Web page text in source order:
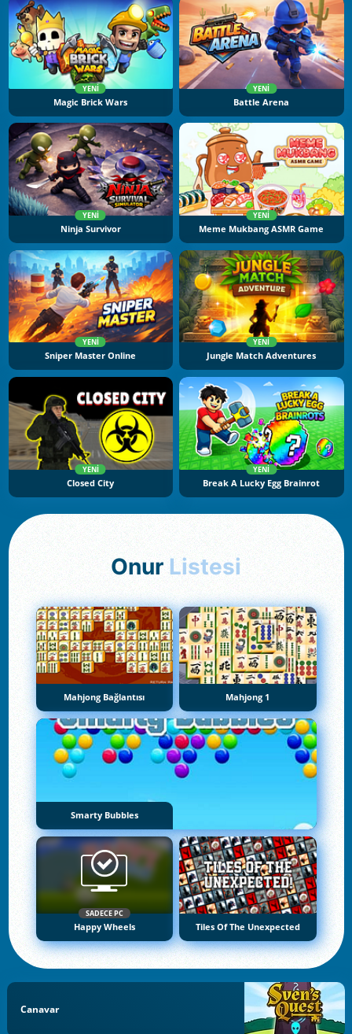
YENI
Magic Brick Wars
YENI
Battle Arena
YENI
Ninja Survivor
YENI
Meme Mukbang ASMR Game
YENI
Sniper Master Online
YENI
Jungle Match Adventures
YENI
Closed City
YENI
Break A Lucky Egg Brainrot
Onur Listesi
Mahjong Bağlantısı Mahjong 1
Smarty Bubbles
SADECE PC
Happy Wheels Tiles Of The Unexpected
Canavar